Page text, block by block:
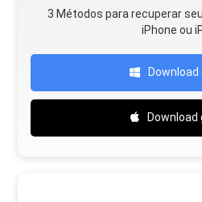
3 Métodos para recuperar
iPhone ou
Download